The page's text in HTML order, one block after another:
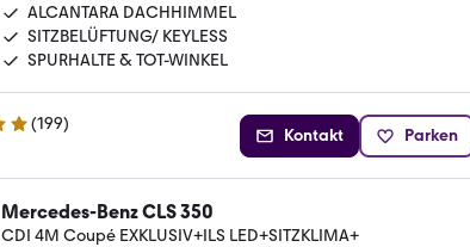
ALCANTARA DACHHIMMEL
SITZBELÜFTUNG/ KEYLESS
SPURHALTE & TOT-WINKEL
(199)
Kontakt Parken
Mercedes-Benz CLS 350
CDI 4M Coupé EXKLUSIV+ILS LED+SITZKLIMA+